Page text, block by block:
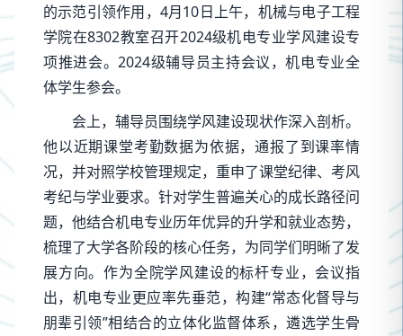
的示范引领作用，4月10日上午，机械与电子工程
学院在8302教室召开2024级机电专业学风建设专
项推进会。2024级辅导员主持会议，机电专业全
体学生参会。
会上，辅导员围绕学风建设现状作深入剖析。
他以近期课堂考勤数据为依据，通报了到课率情
况，并对照学校管理规定，重申了课堂纪律、考风
考纪与学业要求。针对学生普遍关心的成长路径问
题，他结合机电专业历年优异的升学和就业态势，
梳理了大学各阶段的核心任务，为同学们明晰了发
展方向。作为全院学风建设的标杆专业，会议指
出，机电专业更应率先垂范，构建“常态化督导与
朋辈引领”相结合的立体化监督体系，遴选学生骨